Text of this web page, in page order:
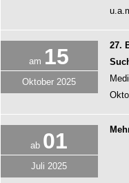
am 15
Oktober 2025
27.
ab 01
Juli 2025